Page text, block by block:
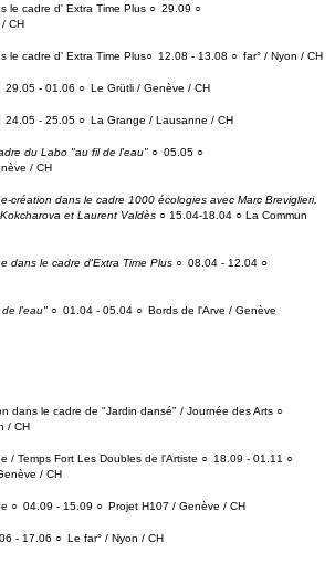
le cadre d' Extra Time Plus ○ 29.09 ○
CH
le cadre d' Extra Time Plus○ 12.08 - 13.08 ○ far° / Nyon / CH
29.05 - 01.06 ○ Le Grütli / Genève / CH
24.05 - 25.05 ○ La Grange / Lausanne / CH
du Labo "au fil de l'eau"○ 05.05 ○
/ CH
création dans le cadre 1000 écologies avec Marc Breviglieri,
et Laurent Valdès○ 15.04-18.04 ○ La Commun
dans le cadre d'Extra Time Plus○ 08.04 - 12.04 ○
de l'eau"○ 01.04 - 05.04 ○ Bords de l'Arve / Genève
dans le cadre de "Jardin dansé" / Journée des Arts ○
/ CH
/ Temps Fort Les Doubles de l'Artiste ○ 18.09 - 01.11 ○
/ CH
○ 04.09 - 15.09 ○ Projet H107 / Genève / CH
- 17.06 ○ Le far° / Nyon / CH